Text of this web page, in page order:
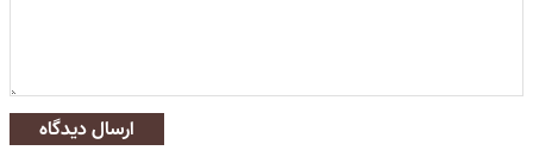
ارسال دیدگاه